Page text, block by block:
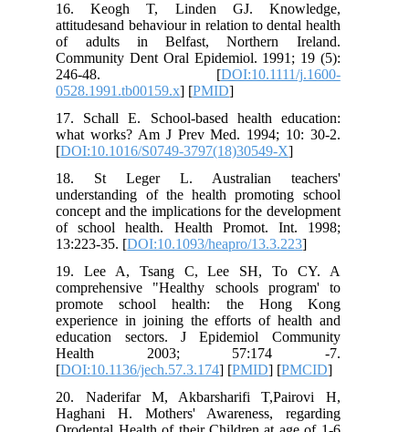
16. Keogh T, Linden GJ. Knowledge,
attitudesand behaviour in relation to dental health
of adults in Belfast, Northern Ireland.
Community Dent Oral Epidemiol. 1991; 19 (5):
246-48. [DOI:10.1111/j.1600-
0528.1991.tb00159.x] [PMID
17. Schall E. School-based health education:
what works? Am J Prev Med. 1994; 10: 30-2.
[DOI:10.1016/S0749-3797(18)30549-X
18. St Leger L. Australian teachers'
understanding of the health promoting school
concept and the implications for the development
of school health. Health Promot. Int. 1998;
13:223-35. [DOI:10.1093/heapro/13.3.223
19. Lee A, Tsang C, Lee SH, To CY. A
comprehensive "Healthy schools program' to
promote school health: the Hong Kong
experience in joining the efforts of health and
education sectors. J Epidemiol Community
Health 2003; 57:174 -7.
[DOI:10.1136/jech.57.3.174] [PMID] [PMCID
20. Naderifar M, Akbarsharifi T,Pairovi H,
Haghani H. Mothers' Awareness, regarding